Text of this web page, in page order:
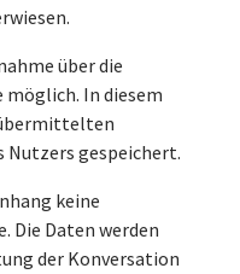
über die
In diesem
Nutzers gespeichert.
keine
Die Daten werden
der Konversation